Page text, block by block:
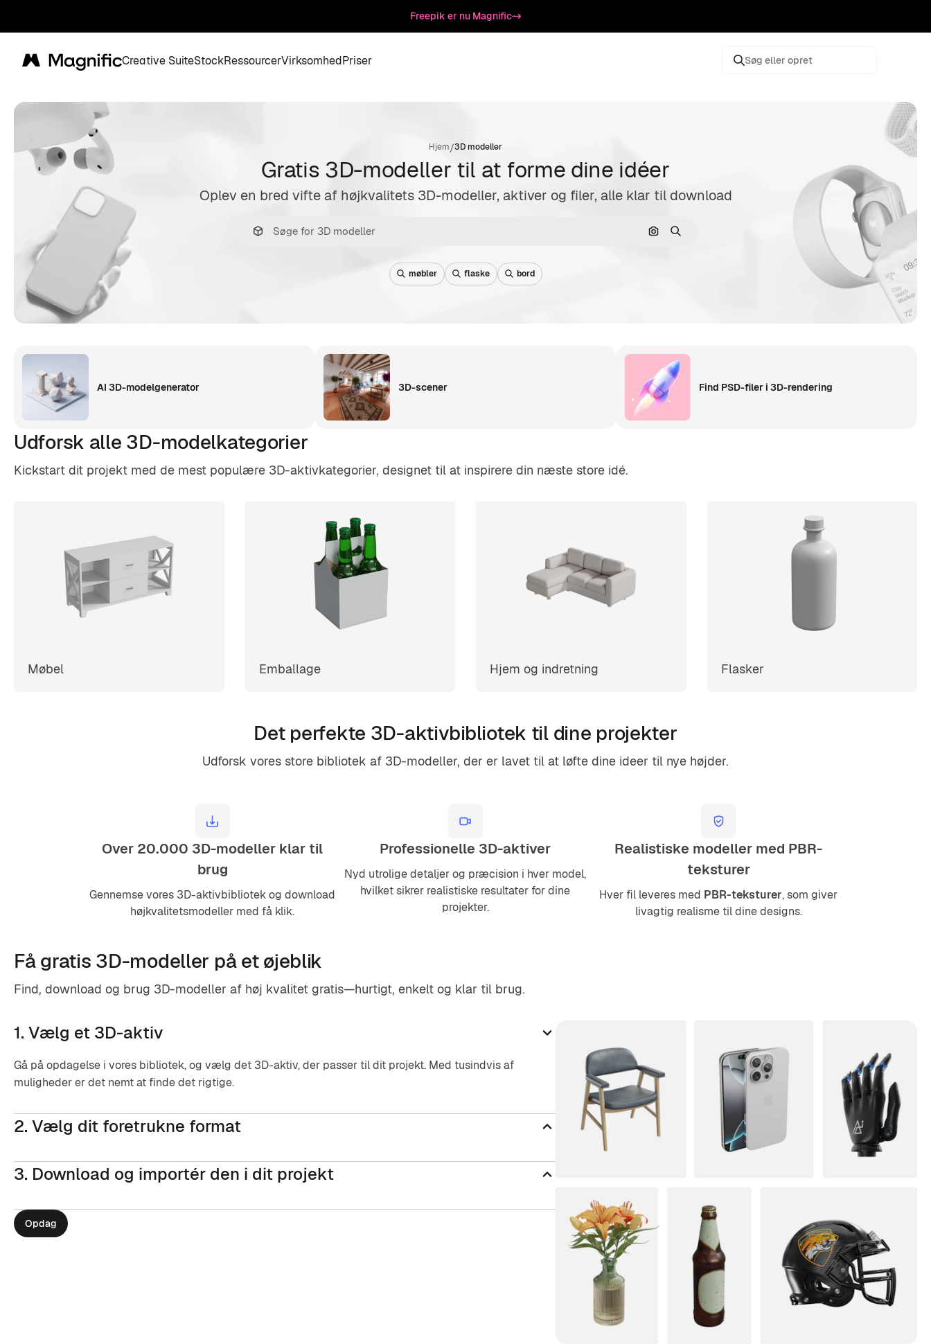
Freepik er nu Magnific
Magnific Creative SuiteStockRessourcerVirksomhedPriser Søg eller opret
Hjem/3D modeller
Gratis 3D-modeller til at forme dine idéer
Oplev en bred vifte af højkvalitets 3D-modeller, aktiver og filer, alle klar til download
Søg efter billede
Søge
møbler flaske bord
AI 3D-modelgenerator 3D-scener Find PSD-filer i 3D-rendering
Udforsk alle 3D-modelkategorier
Kickstart dit projekt med de mest populære 3D-aktivkategorier, designet til at inspirere din næste store idé.
Møbel Emballage Hjem og indretning Flasker
Det perfekte 3D-aktivbibliotek til dine projekter
Udforsk vores store bibliotek af 3D-modeller, der er lavet til at løfte dine ideer til nye højder.
Over 20.000 3D-modeller klar til
brug
Gennemse vores 3D-aktivbibliotek og download
højkvalitetsmodeller med få klik.
Professionelle 3D-aktiver
Nyd utrolige detaljer og præcision i hver model,
hvilket sikrer realistiske resultater for dine
projekter.
Realistiske modeller med PBR-
teksturer
Hver fil leveres med PBR-teksturer, som giver
livagtig realisme til dine designs.
Få gratis 3D-modeller på et øjeblik
Find, download og brug 3D-modeller af høj kvalitet gratis—hurtigt, enkelt og klar til brug.
1. Vælg et 3D-aktiv
Gå på opdagelse i vores bibliotek, og vælg det 3D-aktiv, der passer til dit projekt. Med tusindvis af
muligheder er det nemt at finde det rigtige.
2. Vælg dit foretrukne format
3. Download og importér den i dit projekt
Opdag